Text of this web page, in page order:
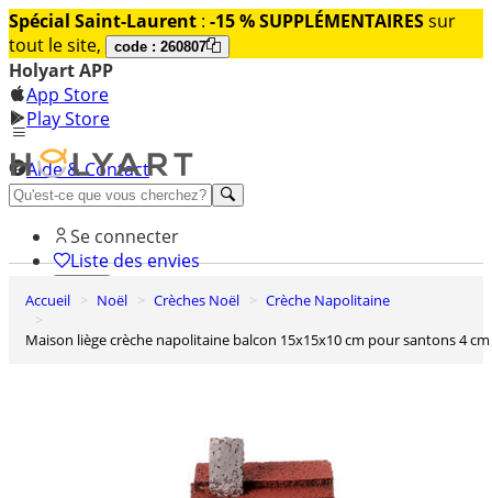
Spécial Saint-Laurent : -15 % SUPPLÉMENTAIRESsur
tout le site,
code : 260807
Holyart APP
App Store
Play Store
Aide & Contact
Découvrez Premium
Se connecter
Liste des envies
0
Accueil Noël Crèches Noël
Crèche Napolitaine
Maison liège crèche napolitaine balcon 15x15x10 cm pour santons 4 cm